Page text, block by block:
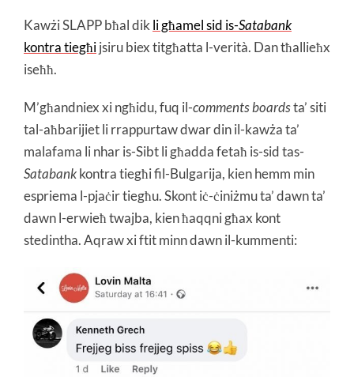
Kawżi SLAPP bħal dik li għamel sid is-Satabank
kontra tiegħijsiru biex titgħatta l-verità. Dan tħallieħx
iseħħ.
M’għandniex xi ngħidu, fuq il-comments boardsta’ siti
tal-aħbarijiet li rrappurtaw dwar din il-kawża ta’
malafama li nhar is-Sibt li għadda fetaħ is-sid tas-
Satabankkontra tiegħi fil-Bulgarija, kien hemm min
espriema l-pjaċir tiegħu. Skont iċ-ċiniżmu ta’ dawn ta’
dawn l-erwieħ twajba, kien ħaqqni għax kont
stedintha. Aqraw xi ftit minn dawn il-kummenti: